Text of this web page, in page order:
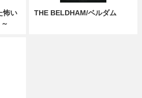
怖い
THE BELDHAM/ベルダム